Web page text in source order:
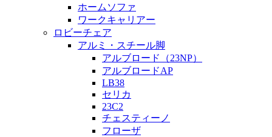
ホームソファ
ワークキャリアー
ロビーチェア
アルミ・スチール脚
アルブロード（23NP）
アルブロードAP
LB38
セリカ
23C2
チェスティーノ
フローザ